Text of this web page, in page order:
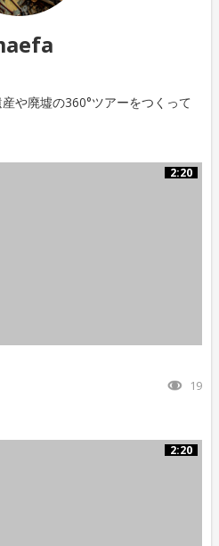
や廃墟の360°ツアーをつくって
2:20
19
2:20